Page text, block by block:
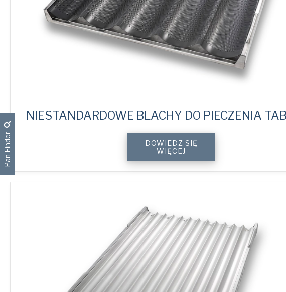
NIESTANDARDOWE BLACHY DO PIECZENIA
TabLock
Screens
DOWIEDZ SIĘ
WIĘCEJ
Pan Finder